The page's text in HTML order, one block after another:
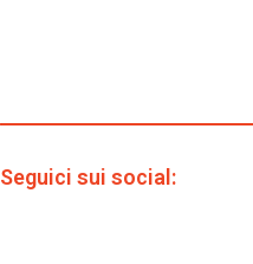
Seguici sui social: